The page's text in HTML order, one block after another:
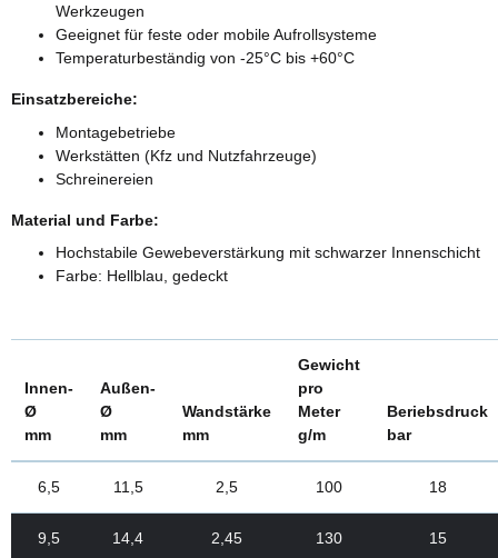
Werkzeugen
Geeignet für feste oder mobile Aufrollsysteme
Temperaturbeständig von -25°C bis +60°C
Einsatzbereiche:
Montagebetriebe
Werkstätten (Kfz und Nutzfahrzeuge)
Schreinereien
Material und Farbe:
Hochstabile Gewebeverstärkung mit schwarzer Innenschicht
Farbe: Hellblau, gedeckt
Innen-
Ø
mm
Außen-
Ø
mm
Wandstärke
mm
Gewicht
pro
Meter
g/m
Beriebsdruck
bar
6,5 11,5 2,5 100 18
9,5 14,4 2,45 130 15